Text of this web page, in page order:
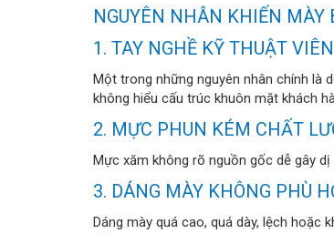
NGUYÊN NHÂN KHIẾN MÀY
1. TAY NGHỀ KỸ THUẬT
Một trong những nguyên nhân chính là
không hiểu cấu trúc khuôn mặt khách
2. MỰC PHUN KÉM CHẤT
Mực xăm không rõ nguồn gốc dễ gây
3. DÁNG MÀY KHÔNG PHÙ
Dáng mày quá cao, quá dày, lệch